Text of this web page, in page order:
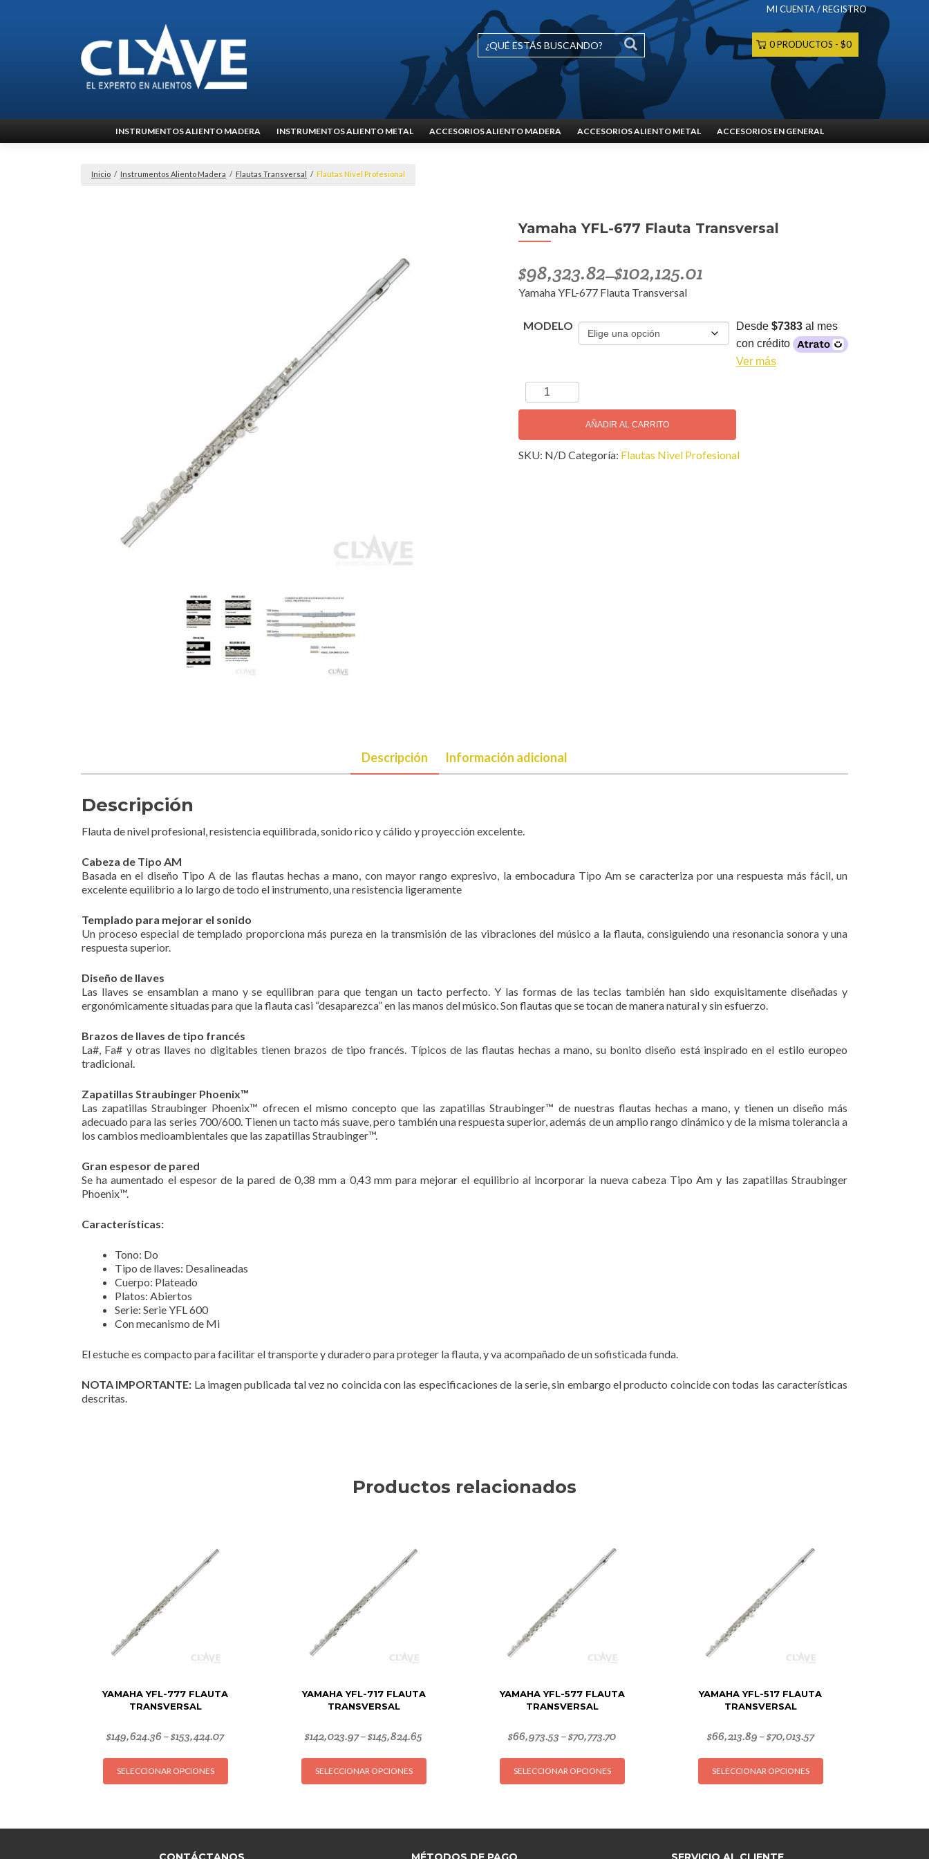
MI CUENTA / REGISTRO
0 PRODUCTOS $0
al
INSTRUMENTOS ALIENTO MADERA INSTRUMENTOS ALIENTO METAL ACCESORIOS ALIENTO MADERA ACCESORIOS ALIENTO METAL ACCESORIOS EN GENERAL
Inicio / Instrumentos Aliento Madera / Flautas Transversal / Flautas Nivel Profesional
Yamaha YFL-677 Flauta Transversal
$98,323.82–$102,125.01
Yamaha YFL-677 Flauta Transversal
MODELO
Yamaha
YFL-
Flauta
Transversal
AÑADIR AL CARRITO
Desde $7383al mes
con crédito
Ver más
SKU: N/D Categoría: Flautas Nivel Profesional
Descripción Información adicional
Descripción
Flauta de nivel profesional, resistencia equilibrada, sonido rico y cálido y proyección excelente.
Cabeza de Tipo AM
Basada en el diseño Tipo A de las flautas hechas a mano, con mayor rango expresivo, la embocadura Tipo Am se caracteriza por una respuesta más fácil, un
excelente equilibrio a lo largo de todo el instrumento, una resistencia ligeramente
Templado para mejorar el sonido
Un proceso especial de templado proporciona más pureza en la transmisión de las vibraciones del músico a la flauta, consiguiendo una resonancia sonora y una
respuesta superior.
Diseño de llaves
Las llaves se ensamblan a mano y se equilibran para que tengan un tacto perfecto. Y las formas de las teclas también han sido exquisitamente diseñadas y
ergonómicamente situadas para que la flauta casi “desaparezca” en las manos del músico. Son flautas que se tocan de manera natural y sin esfuerzo.
Brazos de llaves de tipo francés
La#, Fa# y otras llaves no digitables tienen brazos de tipo francés. Típicos de las flautas hechas a mano, su bonito diseño está inspirado en el estilo europeo
tradicional.
Zapatillas Straubinger Phoenix™
Las zapatillas Straubinger Phoenix™ ofrecen el mismo concepto que las zapatillas Straubinger™ de nuestras flautas hechas a mano, y tienen un diseño más
adecuado para las series 700/600. Tienen un tacto más suave, pero también una respuesta superior, además de un amplio rango dinámico y de la misma tolerancia a
los cambios medioambientales que las zapatillas Straubinger™.
Gran espesor de pared
Se ha aumentado el espesor de la pared de 0,38 mm a 0,43 mm para mejorar el equilibrio al incorporar la nueva cabeza Tipo Am y las zapatillas Straubinger
Phoenix™.
Características:
Tono: Do
Tipo de llaves: Desalineadas
Cuerpo: Plateado
Platos: Abiertos
Serie: Serie YFL 600
Con mecanismo de Mi
El estuche es compacto para facilitar el transporte y duradero para proteger la flauta, y va acompañado de un sofisticada funda.
NOTA IMPORTANTE: La imagen publicada tal vez no coincida con las especificaciones de la serie, sin embargo el producto coincide con todas las características
descritas.
Productos relacionados
YAMAHA YFL-777 FLAUTA
TRANSVERSAL
$149,624.36–$153,424.07
SELECCIONAR OPCIONES
Este
YAMAHA YFL-717 FLAUTA
TRANSVERSAL
$142,023.97–$145,824.65
SELECCIONAR OPCIONES
Este
YAMAHA YFL-577 FLAUTA
TRANSVERSAL
$66,973.53 –$70,773.70
SELECCIONAR OPCIONES
Este
YAMAHA YFL-517 FLAUTA
TRANSVERSAL
$66,213.89 –$70,013.57
SELECCIONAR OPCIONES
Este